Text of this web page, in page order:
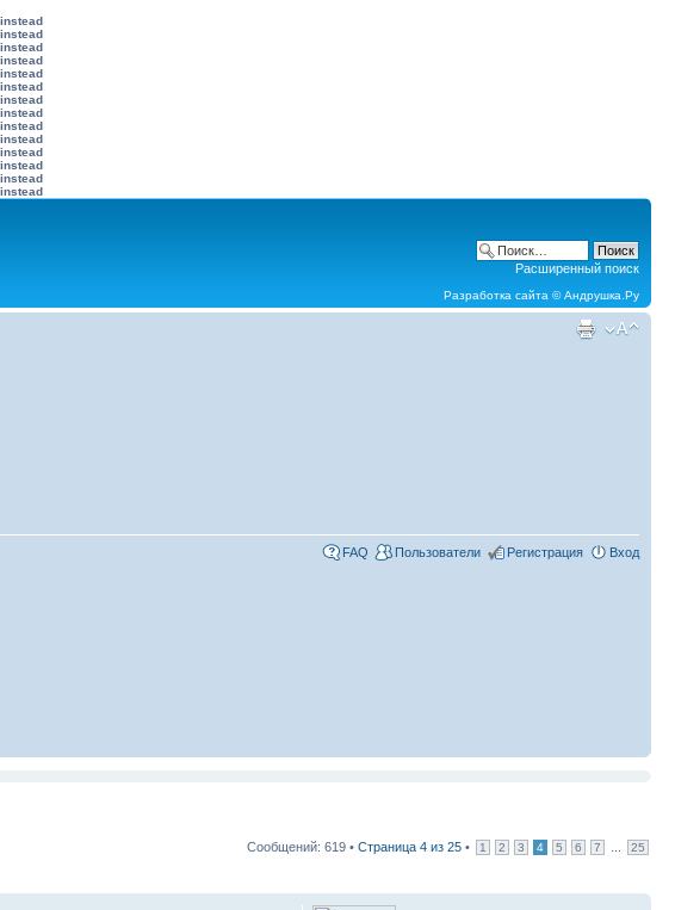
Расширенный поиск
Разработка сайта ©Андрушка.Ру
FAQ Пользователи Регистрация Вход
Сообщений: 619 • Страница 4 из 25 • 1 2 3 4 5 6 7 25